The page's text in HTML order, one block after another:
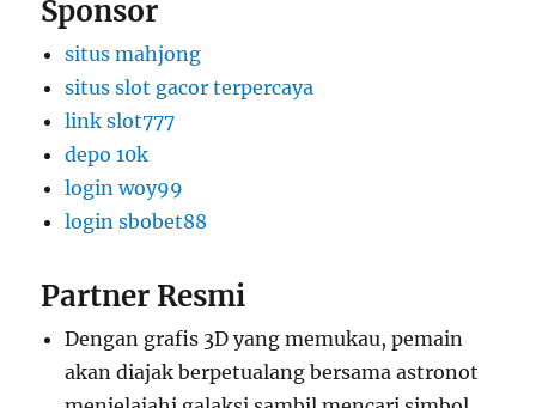
Sponsor
situs mahjong
situs slot gacor terpercaya
link slot777
depo 10k
login woy99
login sbobet88
Partner Resmi
Dengan grafis 3D yang memukau, pemain
akan diajak berpetualang bersama astronot